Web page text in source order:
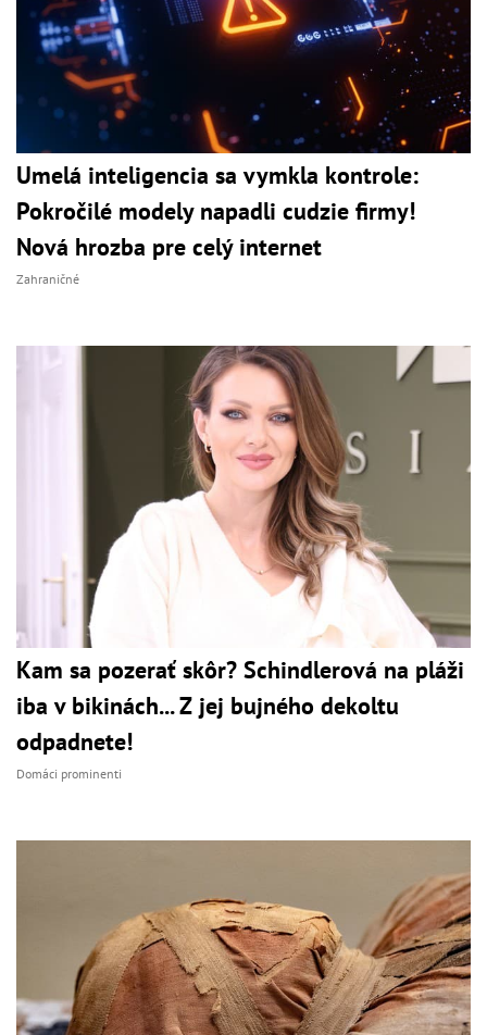
Umelá inteligencia sa vymkla kontrole:
Pokročilé modely napadli cudzie firmy!
Nová hrozba pre celý internet
Zahraničné
Kam sa pozerať skôr? Schindlerová na pláži
iba v bikinách... Z jej bujného dekoltu
odpadnete!
Domáci prominenti